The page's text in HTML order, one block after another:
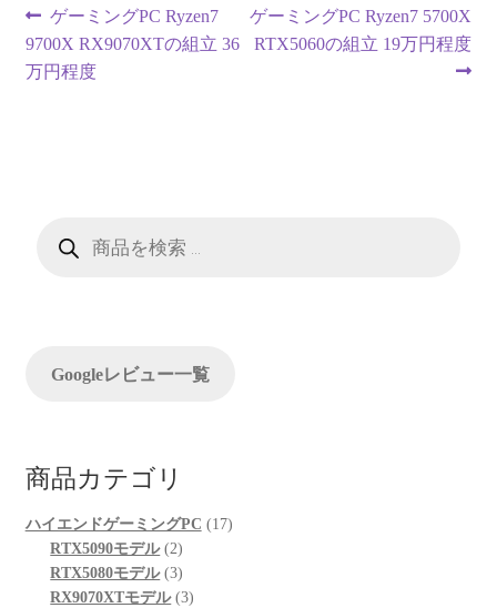
投
稿
ー
ン
前
の
投
ゲーミングPC Ryzen7
9700X RX9070XTの組立 36
万円程度
次
の
ゲーミングPC Ryzen7 5700X
RTX5060の組立 19万円程度
Googleレビュー一覧
商品カテゴリ
ハイエンドゲーミングPC 1717
RTX5090モデル 22
個
の
RTX5080モデル 33
個
RX9070XTモデル 33